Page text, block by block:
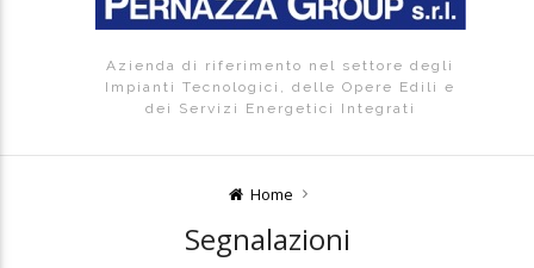
Azienda di riferimento nel settore degli
Impianti Tecnologici, delle Opere Edili e
dei Servizi Energetici Integrati
Home
Segnalazioni